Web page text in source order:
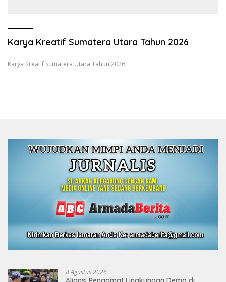
Karya Kreatif Sumatera Utara Tahun 2026
Karya Kreatif Sumatera Utara Tahun 2026.
8 Agustus 2026